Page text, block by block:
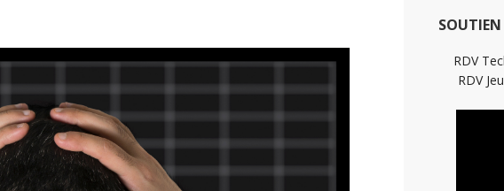
RDV
RDV